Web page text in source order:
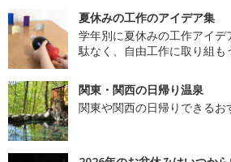
夏休みの工作のアイデア集
学年別に夏休みの工作アイ
駄なく、自由工作に取り組も
関東・関西の日帰り温泉
関東や関西の日帰りできるお